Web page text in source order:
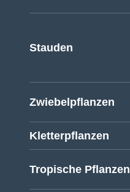
Stauden
Zwiebelpflanzen
Kletterpflanzen
Tropische Pflanzen